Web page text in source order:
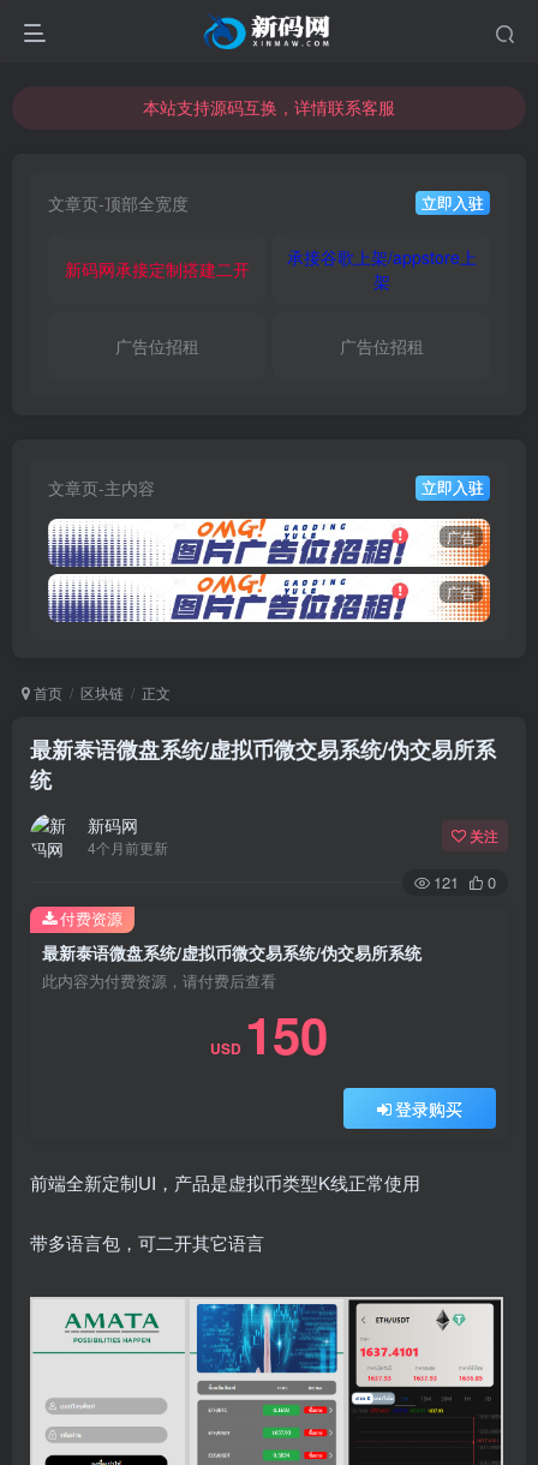
本站支持源码互换，详情联系客服
本站支持源码互换，详情联系客服
文章页-顶部全宽度 立即入驻
新码网承接定制搭建二开
承接谷歌上架/appstore上
架
广告位招租 广告位招租
文章页-主内容 立即入驻
广告
广告
首页 区块链 正文
最新泰语微盘系统/虚拟币微交易系统/伪交易所系
统
新码网
4个月前更新
关注
121 0
最新泰语微盘系统/虚拟币微交易系统/伪交易所系统
此内容为付费资源，请付费后查看
USD 150
登录购买
付费资源
前端全新定制UI，产品是虚拟币类型K线正常使用
带多语言包，可二开其它语言